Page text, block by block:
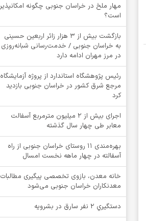
‌مهار ملخ در خراسان جنوبی چگونه امکانپذیر
است؟
بازگشت بیش از ۳ هزار زائر اربعین حسینی
به خراسان جنوبی / خدمت‌رسانی شبانه‌روزی
در مرز مهران ادامه دارد
رئیس پژوهشگاه استاندارد از پروژه آزمایشگاه
مرجع شرق کشور در خراسان جنوبی بازدید
کرد
اجرای بیش از ۲ میلیون مترمربع آسفالت
معابر طی چهار سال گذشته
بهره‌مندی ۱۱ روستای خراسان جنوبی از راه
آسفالته در چهار ماهه نخست امسال
خانه معدن، بازوی تخصصی پیگیری مطالبات
معدنکاران خراسان جنوبی می‌شود
دستگيري 2 نفر سارق در بشرويه